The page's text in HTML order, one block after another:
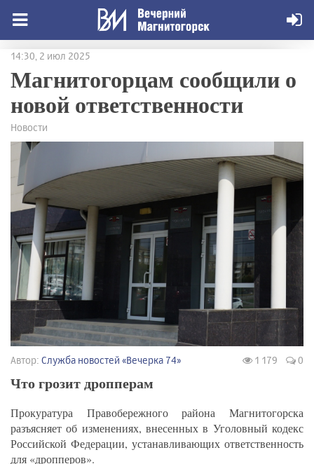
14:30, 2 июл 2025
Магнитогорцам сообщили о
новой ответственности
Новости
Автор: Служба новостей «Вечерка 74» 1 179 0
Что грозит дропперам
Прокуратура Правобережного района Магнитогорска
разъясняет об изменениях, внесенных в Уголовный кодекс
Российской Федерации, устанавливающих ответственность
для «дропперов».